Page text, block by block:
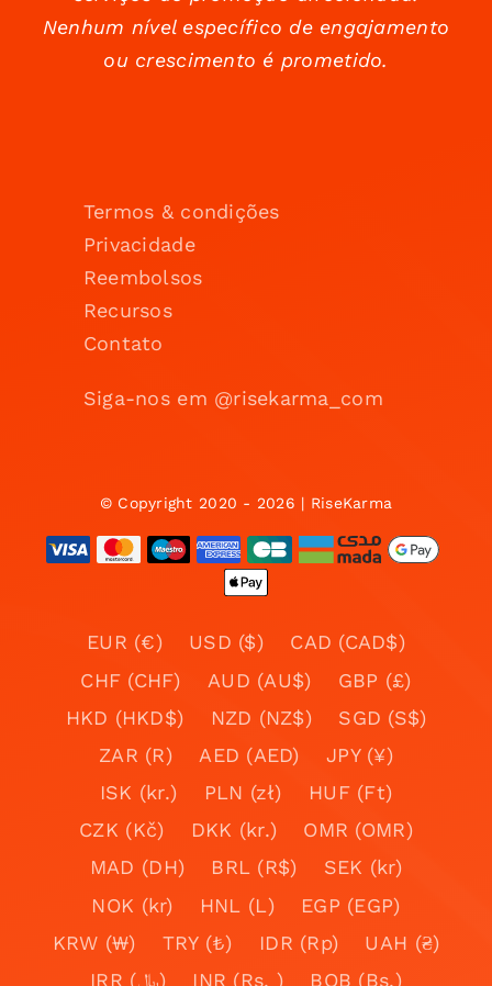
Nenhum nível específico de engajamento
ou crescimento é prometido.
Termos & condições
Privacidade
Reembolsos
Recursos
Contato
Siga-nos em @risekarma_com
© Copyright 2020 - 2026 | RiseKarma
EUR (€) USD ($)
CAD (CAD$)
CHF (CHF)
AUD (AU$)
GBP (£)
HKD (HKD$)
NZD (NZ$)
SGD (S$)
ZAR (R)
AED (AED)
JPY (¥)
ISK (kr.)
PLN (zł)
HUF (Ft)
CZK (Kč)
DKK (kr.)
OMR (OMR)
MAD (DH)
BRL (R$)
SEK (kr)
NOK (kr)
HNL (L)
EGP (EGP)
KRW (₩)
TRY (₺) IDR (Rp)
UAH (₴)
IRR (﷼)
INR (Rs. )
BOB (Bs.)